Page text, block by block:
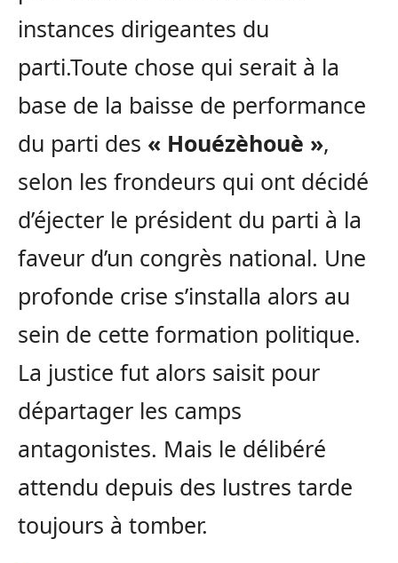
instances dirigeantes du
parti.Toute chose qui serait à la
base de la baisse de performance
du parti des « Houézèhouè »,
selon les frondeurs qui ont décidé
d’éjecter le président du parti à la
faveur d’un congrès national. Une
profonde crise s’installa alors au
sein de cette formation politique.
La justice fut alors saisit pour
départager les camps
antagonistes. Mais le délibéré
attendu depuis des lustres tarde
toujours à tomber.